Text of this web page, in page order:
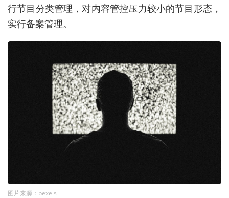
行节目分类管理，对内容管控压力较小的节目形态，
实行备案管理。
图片来源：pexels